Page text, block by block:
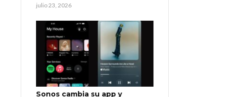
julio 23, 2026
Sonos cambia su app y